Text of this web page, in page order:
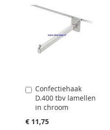
Confectiehaak
D.400 tbv lamellen
in chroom
€ 11,75
In
Winkelwagen